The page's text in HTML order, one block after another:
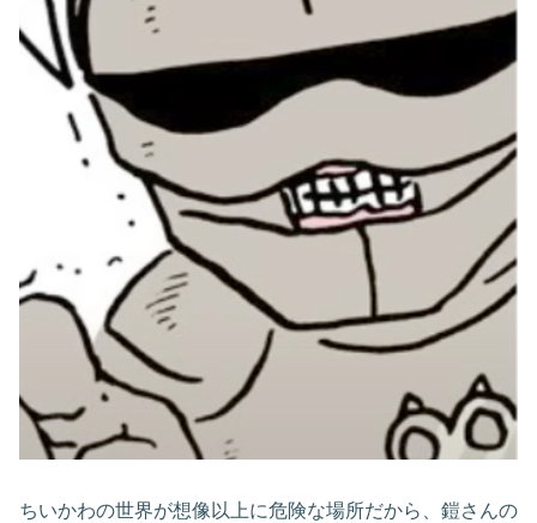
ちいかわの世界が想像以上に危険な場所だから、鎧さんの